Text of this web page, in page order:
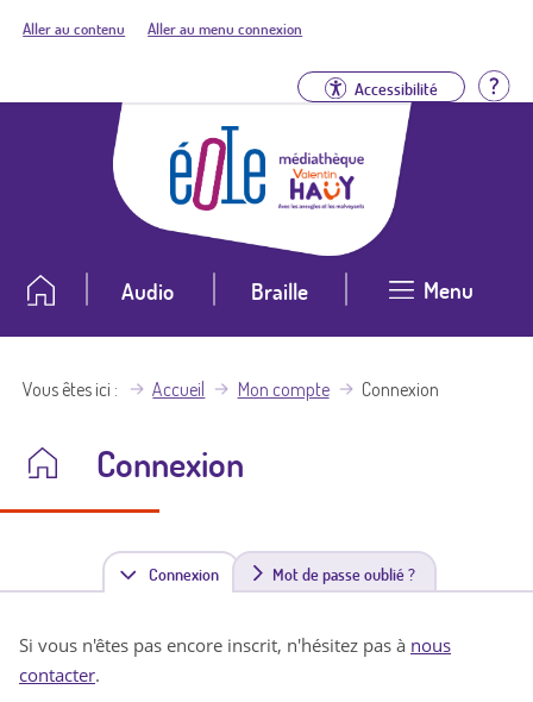
Aller au contenu Aller au menu connexion
Accessibilité
Audio Braille Menu
Vous êtes ici Accueil Mon compte Connexion
Connexion
Connexion(
n
Mot de passe oublié ?
Si vous n'êtes pas encore inscrit, n'hésitez pas à nous
contacter.